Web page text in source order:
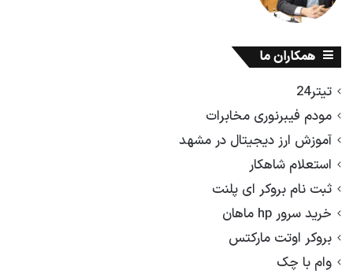
همکاران ما
تیتر24
مودم فیبرنوری مخابرات
آموزش ارز دیجیتال در مشهد
استعلام شاهکار
ثبت نام بروکر ای پلنت
خرید سرور hp ماهان
بروکر اوتت مارکتس
وام با چک